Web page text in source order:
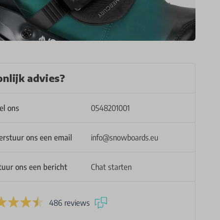
advies?
ons 0548201001
ons een email info@snowboards.eu
ons een bericht Chat starten
486 reviews